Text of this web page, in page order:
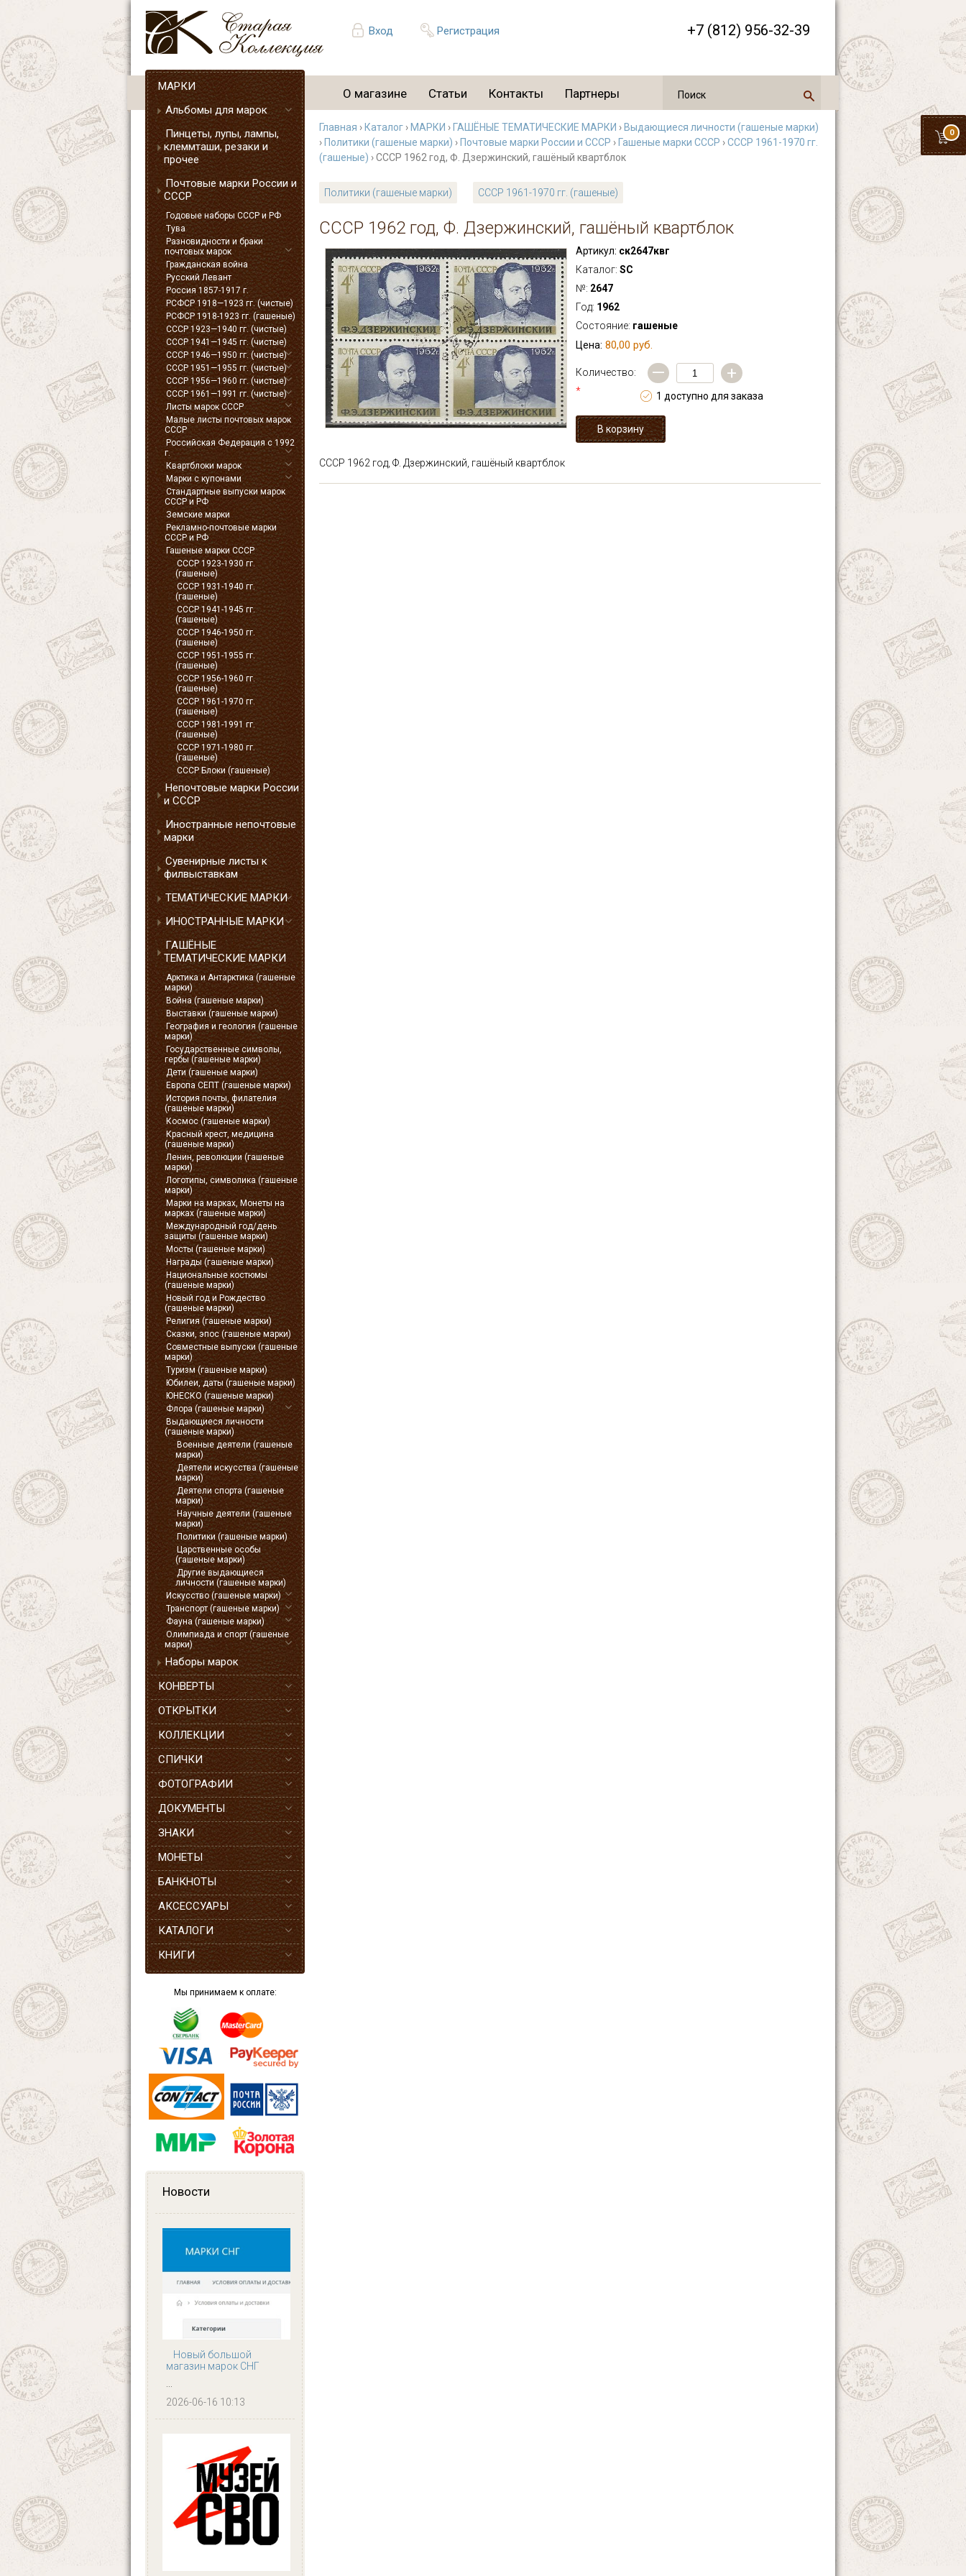
Вход Регистрация +7 (812) 956-32-39
0
О магазине Статьи Контакты Партнеры
МАРКИ
Альбомы для марок
Пинцеты, лупы, лампы,
клеммташи, резаки и
прочее
Почтовые марки России и
СССР
Годовые наборы СССР и РФ
Тува
Разновидности и браки
почтовых марок
Гражданская война
Русский Левант
Россия 1857-1917 г.
РСФСР 1918—1923 гг. (чистые)
РСФСР 1918-1923 гг. (гашеные)
СССР 1923—1940 гг. (чистые)
СССР 1941—1945 гг. (чистые)
СССР 1946—1950 гг. (чистые)
СССР 1951—1955 гг. (чистые)
СССР 1956—1960 гг. (чистые)
СССР 1961—1991 гг. (чистые)
Листы марок СССР
Малые листы почтовых марок
СССР
Российская Федерация с 1992
г.
Квартблоки марок
Марки с купонами
Стандартные выпуски марок
СССР и РФ
Земские марки
Рекламно-почтовые марки
СССР и РФ
Гашеные марки СССР
СССР 1923-1930 гг.
(гашеные)
СССР 1931-1940 гг.
(гашеные)
СССР 1941-1945 гг.
(гашеные)
СССР 1946-1950 гг.
(гашеные)
СССР 1951-1955 гг.
(гашеные)
СССР 1956-1960 гг.
(гашеные)
СССР 1961-1970 гг.
(гашеные)
СССР 1981-1991 гг.
(гашеные)
СССР 1971-1980 гг.
(гашеные)
СССР Блоки (гашеные)
Непочтовые марки России
и СССР
Иностранные непочтовые
марки
Сувенирные листы к
филвыставкам
ТЕМАТИЧЕСКИЕ МАРКИ
ИНОСТРАННЫЕ МАРКИ
ГАШЁНЫЕ
ТЕМАТИЧЕСКИЕ МАРКИ
Арктика и Антарктика (гашеные
марки)
Война (гашеные марки)
Выставки (гашеные марки)
География и геология (гашеные
марки)
Государственные символы,
гербы (гашеные марки)
Дети (гашеные марки)
Европа СЕПТ (гашеные марки)
История почты, филателия
(гашеные марки)
Космос (гашеные марки)
Красный крест, медицина
(гашеные марки)
Ленин, революции (гашеные
марки)
Логотипы, символика (гашеные
марки)
Марки на марках, Монеты на
марках (гашеные марки)
Международный год/день
защиты (гашеные марки)
Мосты (гашеные марки)
Награды (гашеные марки)
Национальные костюмы
(гашеные марки)
Новый год и Рождество
(гашеные марки)
Религия (гашеные марки)
Сказки, эпос (гашеные марки)
Совместные выпуски (гашеные
марки)
Туризм (гашеные марки)
Юбилеи, даты (гашеные марки)
ЮНЕСКО (гашеные марки)
Флора (гашеные марки)
Выдающиеся личности
(гашеные марки)
Военные деятели (гашеные
марки)
Деятели искусства (гашеные
марки)
Деятели спорта (гашеные
марки)
Научные деятели (гашеные
марки)
Политики (гашеные марки)
Царственные особы
(гашеные марки)
Другие выдающиеся
личности (гашеные марки)
Искусство (гашеные марки)
Транспорт (гашеные марки)
Фауна (гашеные марки)
Олимпиада и спорт (гашеные
марки)
Наборы марок
КОНВЕРТЫ
ОТКРЫТКИ
КОЛЛЕКЦИИ
СПИЧКИ
ФОТОГРАФИИ
ДОКУМЕНТЫ
ЗНАКИ
МОНЕТЫ
БАНКНОТЫ
АКСЕССУАРЫ
КАТАЛОГИ
КНИГИ
Мы принимаем к оплате:
Новости
Новый большой
магазин марок СНГ
...
2026-06-16 10:13
Главная › Каталог › МАРКИ › ГАШЁНЫЕ ТЕМАТИЧЕСКИЕ МАРКИ › Выдающиеся личности (гашеные марки)
› Политики (гашеные марки) › Почтовые марки России и СССР › Гашеные марки СССР ›СССР 1961-1970 гг.
(гашеные) › СССР 1962 год, Ф. Дзержинский, гашёный квартблок
Политики (гашеные марки) СССР 1961-1970 гг. (гашеные)
СССР 1962 год, Ф. Дзержинский, гашёный квартблок
Артикул: ск2647квг
Каталог: SC
№: 2647
Год: 1962
Состояние: гашеные
Цена: 80,00 руб.
Количество:
*
— +
1 доступно для заказа
СССР 1962 год, Ф. Дзержинский, гашёный квартблок